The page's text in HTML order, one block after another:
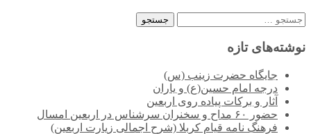
جستجو
نوشته‌های تازه
جایگاه حضرت زینب (س)
درجه امام حسین(ع) و یاران
آثار و برکات پیاده روی اربعین
حضور ۶۰ مداح و سخنران سرشناس در اربعین امسال
فرهنگ نامه قیام کربلا (شرح اجمالی زیارت اربعین)